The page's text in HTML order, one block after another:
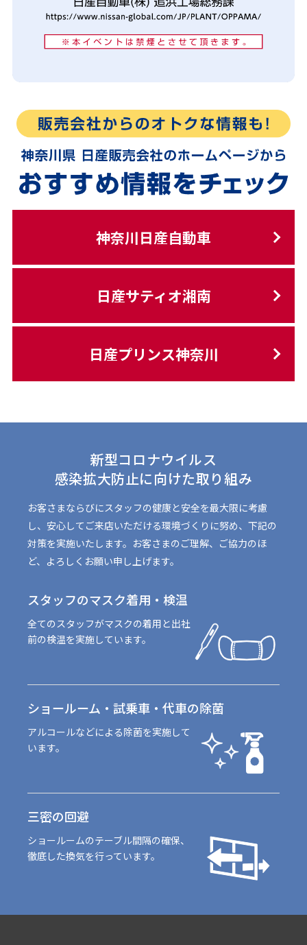
神奈川日産自動車
日産サティオ湘南
日産プリンス神奈川
新型コロナウイルス
感染拡大防止に向けた取り組み
お客さまならびにスタッフの健康と安全を最大限に考慮
し、 安心してご来店いただける環境づくりに努め、下記の
対策を実施いたします。 お客さまのご理解、ご協力のほ
ど、よろしくお願い申し上げます。
スタッフのマスク着用・検温
全てのスタッフがマスクの着用と出社
前の検温を実施しています。
ショールーム・ 試乗車・代車の除菌
アルコールなどによる除菌を実施して
います。
三密の回避
ショールームのテーブル間隔の確保、
徹底した換気を行っています。